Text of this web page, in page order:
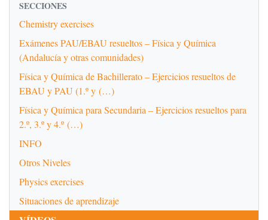
SECCIONES
Chemistry exercises
Exámenes PAU/EBAU resueltos – Física y Química
(Andalucía y otras comunidades)
Física y Química de Bachillerato – Ejercicios resueltos de
EBAU y PAU (1.º y (…)
Física y Química para Secundaria – Ejercicios resueltos para
2.º, 3.º y 4.º (…)
INFO
Otros Niveles
Physics exercises
Situaciones de aprendizaje